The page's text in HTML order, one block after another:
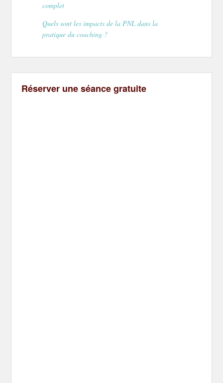
complet
Quels sont les impacts de la PNL dans la
pratique du coaching ?
Réserver une séance gratuite